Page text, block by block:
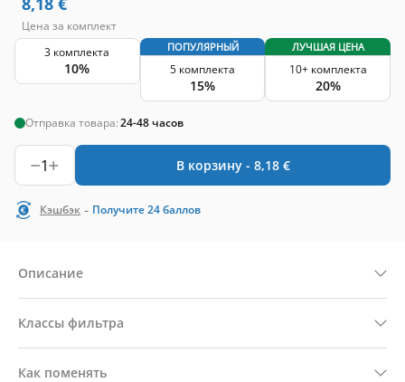
Цена за комплект
3 комплекта
10%
ПОПУЛЯРНЫЙ
5 комплекта
15%
ЛУЧШАЯ ЦЕНА
10+ комплекта
20%
Отправка товара:24-48 часов
1 В корзину - 8,18 €
Кэшбэк - Получите24баллов
Описание
Классы фильтра
Как поменять